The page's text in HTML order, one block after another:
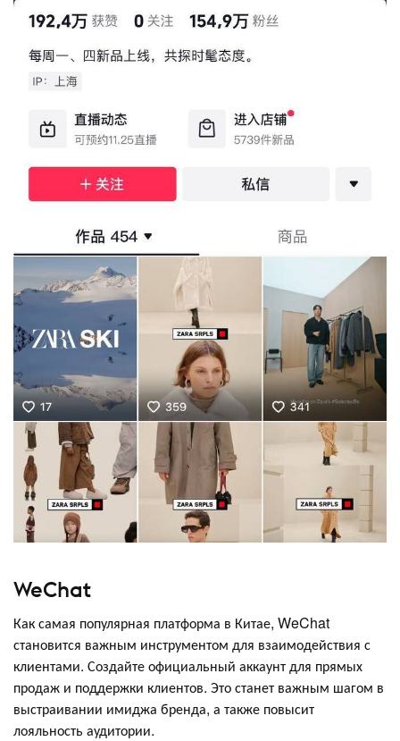
WeChat
Как самая популярная платформа в Китае, WeChat
становится важным инструментом для взаимодействия с
клиентами. Создайте официальный аккаунт для прямых
продаж и поддержки клиентов. Это станет важным шагом в
выстраивании имиджа бренда, а также повысит
лояльность аудитории.